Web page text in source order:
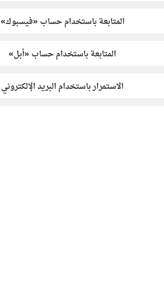
المتابعة باستخدام حساب «فيسبوك»
المتابعة باستخدام حساب «أبل»
الاستمرار باستخدام البريد الإلكتروني